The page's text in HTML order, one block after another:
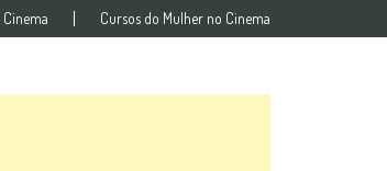
Cursos do Mulher no Cinema